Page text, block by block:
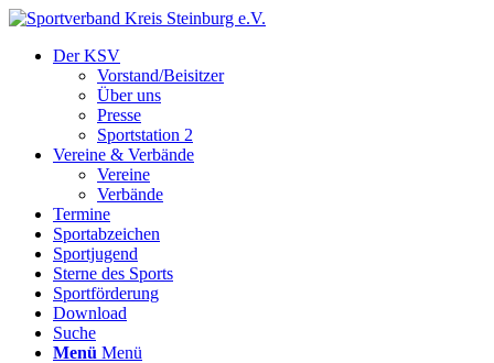
Der KSV
Vorstand/Beisitzer
Über uns
Presse
Sportstation 2
Vereine & Verbände
Vereine
Verbände
Termine
Sportabzeichen
Sportjugend
Sterne des Sports
Sportförderung
Download
Suche
Menü Menü